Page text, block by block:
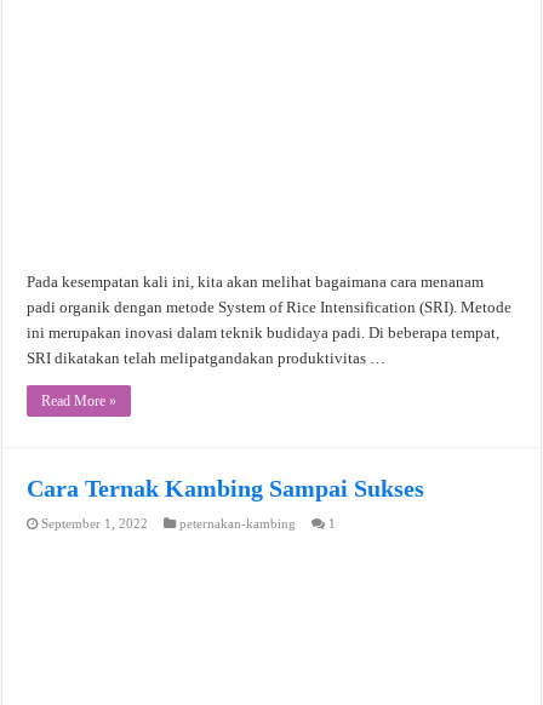
Pada kesempatan kali ini, kita akan melihat bagaimana cara menanam
padi organik dengan metode System of Rice Intensification (SRI). Metode
ini merupakan inovasi dalam teknik budidaya padi. Di beberapa tempat,
SRI dikatakan telah melipatgandakan produktivitas …
Read More »
Cara Ternak Kambing Sampai Sukses
September 1, 2022 peternakan-kambing 1